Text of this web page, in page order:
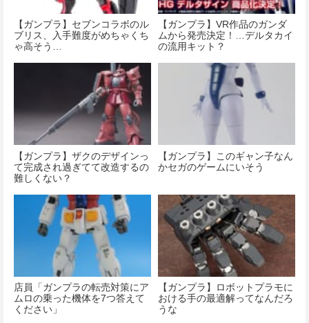
【ガンプラ】セブンコラボのル
ブリス、入手難度がめちゃくち
ゃ高そう…
【ガンプラ】VR作品のガンダ
ムから発売決定！…デルタカイ
の流用キット？
【ガンプラ】ザクのデザインっ
て完成され過ぎてて改造するの
難しくない？
【ガンプラ】このギャン子なん
かセガのゲームにいそう
店員「ガンプラの転売対策にア
ムロの乗った機体を7つ答えて
ください」
【ガンプラ】ロボットプラモに
おける手の最適解ってなんだろ
うな